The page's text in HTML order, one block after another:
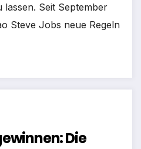
Seit September
Steve Jobs neue Regeln
Die